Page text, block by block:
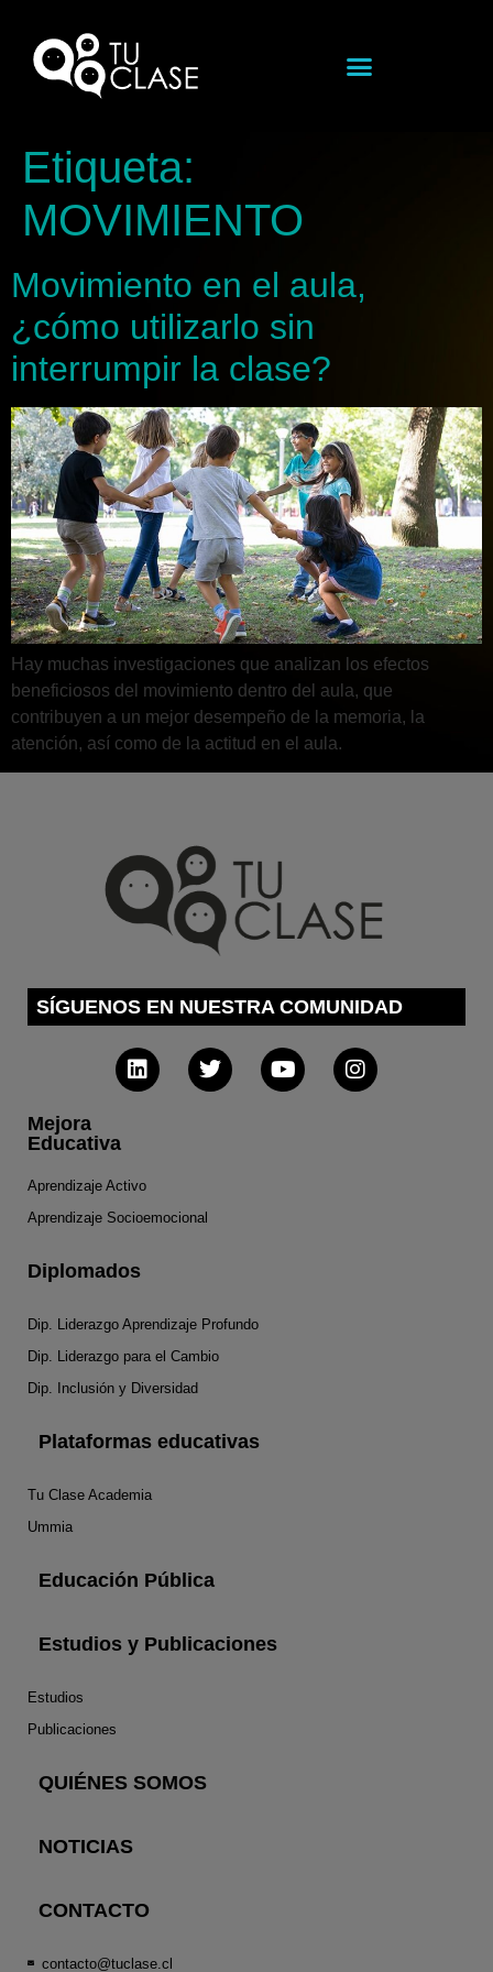
Etiqueta:
MOVIMIENTO
Movimiento en el aula,
¿cómo utilizarlo sin
interrumpir la clase?
Hay muchas investigaciones que analizan los efectos
beneficiosos del movimiento dentro del aula, que
contribuyen a un mejor desempeño de la memoria, la
atención, así como de la actitud en el aula.
SÍGUENOS EN NUESTRA COMUNIDAD
Mejora
Educativa
Aprendizaje Activo
Aprendizaje Socioemocional
Diplomados
Dip. Liderazgo Aprendizaje Profundo
Dip. Liderazgo para el Cambio
Dip. Inclusión y Diversidad
Plataformas educativas
Tu Clase Academia
Ummia
Educación Pública
Estudios y Publicaciones
Estudios
Publicaciones
QUIÉNES SOMOS
NOTICIAS
CONTACTO
contacto@tuclase.cl